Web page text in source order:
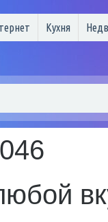
Кухня